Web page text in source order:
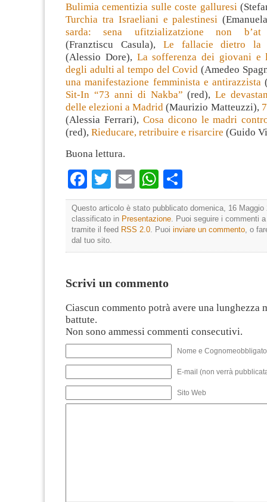
Bulimia cementizia sulle coste galluresi
Turchia tra Israeliani e palestinesi
sarda: sena ufitzializatzione non b’at
(Franztiscu Casula), Le fallacie dietro la
(Alessio Dore), La sofferenza dei giovani e
degli adulti al tempo del Covid (Amedeo
una manifestazione femminista e antirazzista
Sit-In “73 anni di Nakba” (red),Le
delle elezioni a Madrid (Maurizio Matteuzzi),
(Alessia Ferrari), Cosa dicono le madri
(red), Rieducare, retribuire e risarcire (Guido
Buona lettura.
Facebook
TwitterEmailWhatsApp
Questo articolo è stato pubblicato domenica, 16 Maggio
classificato in Presentazione. Puoi seguire i commenti
tramite il feed RSS 2.0. Puoi inviare un commento, o
dal tuo sito.
Scrivi un commento
Ciascun commento potrà avere una lunghezza
battute.
Non sono ammessi commenti consecutivi.
Nome e
E-mail (non verrà
Sito Web